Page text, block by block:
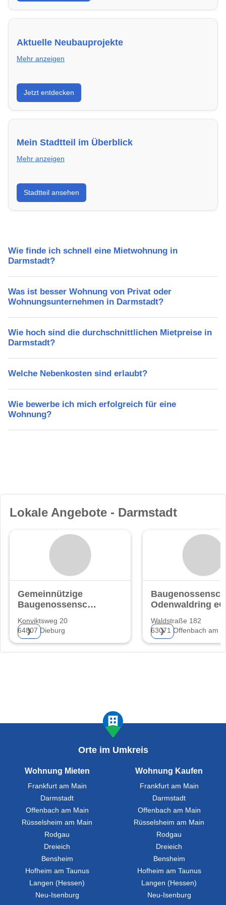
Aktuelle Neubauprojekte
Mehr anzeigen
Entdecke Neubauprojekte in Darmstadt – modern,
energieeffizient und sofort bezugsfertig.
Jetzt entdecken
Mein Stadtteil im Überblick
Mehr anzeigen
Erfahre mehr über deinen Stadtteil in Darmstadt:
Lebensqualität, Verkehrsanbindung, Schulen,
Freizeitmöglichkeiten und Mietpreise.
Stadtteil ansehen
Wie finde ich schnell eine Mietwohnung in
Darmstadt?
Was ist besser Wohnung von Privat oder
Wohnungsunternehmen in Darmstadt?
Wie hoch sind die durchschnittlichen Mietpreise in
Darmstadt?
Welche Nebenkosten sind erlaubt?
Wie bewerbe ich mich erfolgreich für eine
Wohnung?
Lokale Angebote - Darmstadt
Gemeinnützige
Baugenossenschaft
Konviktsweg 20
64807 Dieburg
❯
Odenwaldring eG
Waldstraße 182
63071 Offenbach am
❯
Orte im Umkreis
Wohnung Mieten
Frankfurt am Main
Darmstadt
Offenbach am Main
Rüsselsheim am Main
Rodgau
Dreieich
Bensheim
Hofheim am Taunus
Langen (Hessen)
Neu-Isenburg
Wohnung Kaufen
Frankfurt am Main
Darmstadt
Offenbach am Main
Rüsselsheim am Main
Rodgau
Dreieich
Bensheim
Hofheim am Taunus
Langen (Hessen)
Neu-Isenburg